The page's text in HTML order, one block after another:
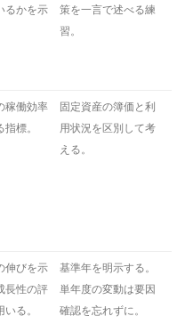
るかを示
策を一言で述べる練
習。
稼働効率
標。
固定資産の簿価と利
用状況を区別して考
える。
伸びを示
長性の評
る。
基準年を明示する。
単年度の変動は要因
確認を忘れずに。